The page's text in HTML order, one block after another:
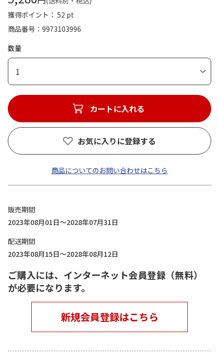
獲得ポイント： 52 pt
商品番号
9973103996
数量
1
カートに入れる
お気に入りに登録する
商品についてのお問い合わせはこちら
販売期間
2023年08月01日～2028年07月31日
配送期間
2023年08月15日～2028年08月12日
ご購入には、インターネット会員登録（無料）
が必要になります。
新規会員登録はこちら